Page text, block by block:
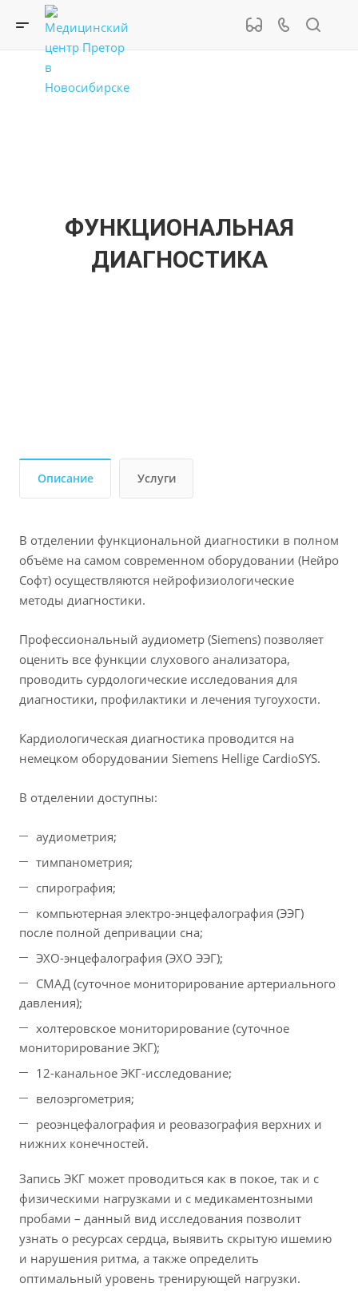
ФУНКЦИОНАЛЬНАЯ
ДИАГНОСТИКА
Описание Услуги
В отделении функциональной диагностики в полном
объёме на самом современном оборудовании (Нейро
Софт) осуществляются нейрофизиологические
методы диагностики.
Профессиональный аудиометр (Siemens) позволяет
оценить все функции слухового анализатора,
проводить сурдологические исследования для
диагностики, профилактики и лечения тугоухости.
Кардиологическая диагностика проводится на
немецком оборудовании Siemens Hellige CardioSYS.
В отделении доступны:
аудиометрия;
тимпанометрия;
спирография;
компьютерная электро-энцефалография (ЭЭГ)
после полной депривации сна;
ЭХО-энцефалография (ЭХО ЭЭГ);
СМАД (суточное мониторирование артериального
давления);
холтеровское мониторирование (суточное
мониторирование ЭКГ);
12-канальное ЭКГ-исследование;
велоэргометрия;
реоэнцефалография и реовазография верхних и
нижних конечностей.
Запись ЭКГ может проводиться как в покое, так и с
физическими нагрузками и с медикаментозными
пробами – данный вид исследования позволит
узнать о ресурсах сердца, выявить скрытую ишемию
и нарушения ритма, а также определить
оптимальный уровень тренирующей нагрузки.